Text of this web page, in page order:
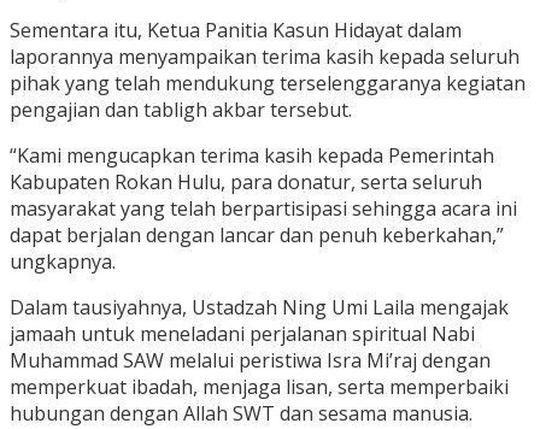
Sementara itu, Ketua Panitia Kasun Hidayat dalam
laporannya menyampaikan terima kasih kepada seluruh
pihak yang telah mendukung terselenggaranya kegiatan
pengajian dan tabligh akbar tersebut.
“Kami mengucapkan terima kasih kepada Pemerintah
Kabupaten Rokan Hulu, para donatur, serta seluruh
masyarakat yang telah berpartisipasi sehingga acara ini
dapat berjalan dengan lancar dan penuh keberkahan,”
ungkapnya.
Dalam tausiyahnya, Ustadzah Ning Umi Laila mengajak
jamaah untuk meneladani perjalanan spiritual Nabi
Muhammad SAW melalui peristiwa Isra Mi’raj dengan
memperkuat ibadah, menjaga lisan, serta memperbaiki
hubungan dengan Allah SWT dan sesama manusia.